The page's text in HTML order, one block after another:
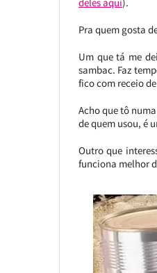
Pra quem gosta
Um que tá me
sambac. Faz
fico com receio
Acho que tô
de quem usou, é
Outro que
funciona melhor